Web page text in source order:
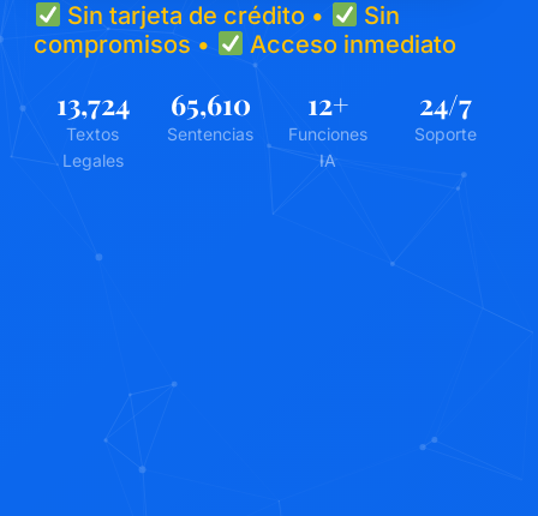
Sin tarjeta de crédito •
Sin
compromisos •
Acceso inmediato
13,724
Textos
Legales
65,610
Sentencias
12+
Funciones
IA
24/7
Soporte